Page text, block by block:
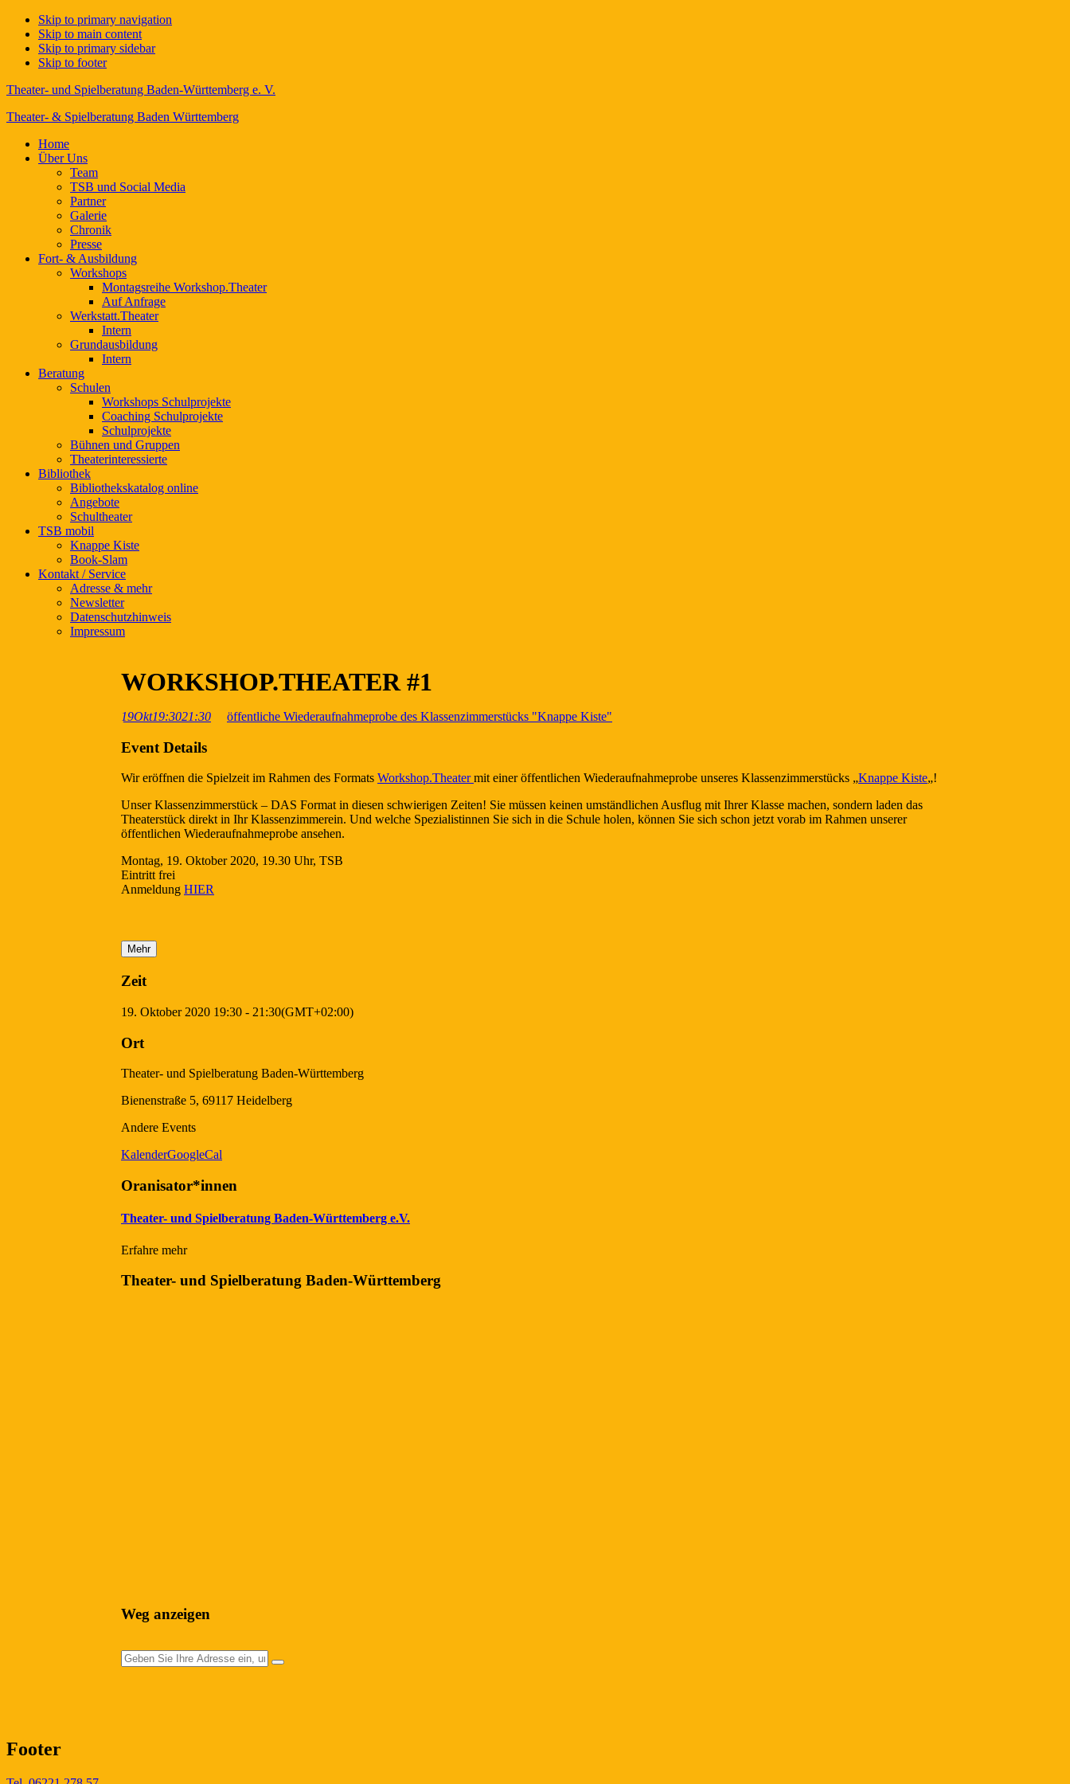
Skip to primary navigation
Skip to main content
Skip to primary sidebar
Skip to footer
Theater- und Spielberatung Baden-Württemberg e. V.
Theater- & Spielberatung Baden Württemberg
Home
Über Uns
Team
TSB und Social Media
Partner
Galerie
Chronik
Presse
Fort- & Ausbildung
Workshops
Montagsreihe Workshop.Theater
Auf Anfrage
Werkstatt.Theater
Intern
Grundausbildung
Intern
Beratung
Schulen
Workshops Schulprojekte
Coaching Schulprojekte
Schulprojekte
Bühnen und Gruppen
Theaterinteressierte
Bibliothek
Bibliothekskatalog online
Angebote
Schultheater
TSB mobil
Knappe Kiste
Book-Slam
Kontakt / Service
Adresse & mehr
Newsletter
Datenschutzhinweis
Impressum
WORKSHOP.THEATER #1
19Okt19:3021:30 öffentliche Wiederaufnahmeprobe des Klassenzimmerstücks "Knappe Kiste"
Event Details
Wir eröffnen die Spielzeit im Rahmen des Formats Workshop.Theatermit einer öffentlichen Wiederaufnahmeprobe unseres Klassenzimmerstücks „Knappe Kiste„!
Unser Klassenzimmerstück – DAS Format in diesen schwierigen Zeiten! Sie müssen keinen umständlichen Ausflug mit Ihrer Klasse machen, sondern laden das
Theaterstück direkt in Ihr Klassenzimmerein. Und welche Spezialistinnen Sie sich in die Schule holen, können Sie sich schon jetzt vorab im Rahmen unserer
öffentlichen Wiederaufnahmeprobe ansehen.
Montag, 19. Oktober 2020, 19.30 Uhr, TSB
Eintritt frei
Anmeldung HIER
Mehr
Zeit
19. Oktober 2020 19:30 - 21:30(GMT+02:00)
Ort
Theater- und Spielberatung Baden-Württemberg
Bienenstraße 5, 69117 Heidelberg
Andere Events
KalenderGoogleCal
Oranisator*innen
Theater- und Spielberatung Baden-Württemberg e.V.
Erfahre mehr
Theater- und Spielberatung Baden-Württemberg
Weg anzeigen
Footer